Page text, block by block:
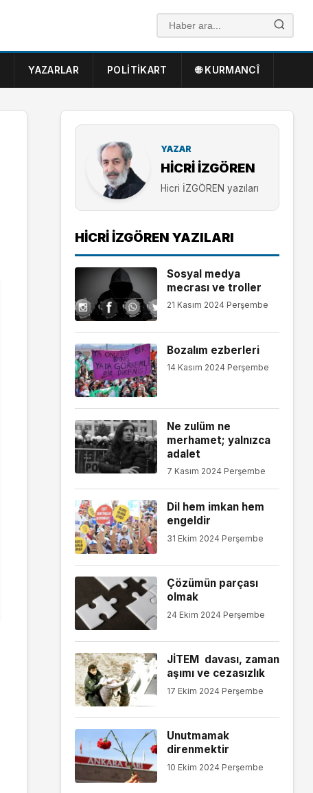
YAZARLAR POLITIKART 🌐 KURMANCÎ
YAZAR
HICRI İZGÖREN
Hicri İZGÖREN yazıları
HICRI İZGÖREN YAZILARI
Sosyal medya
mecrası ve troller
21 Kasım 2024 Perşembe
Bozalım ezberleri
14 Kasım 2024 Perşembe
Ne zulüm ne
merhamet; yalnızca
adalet
7 Kasım 2024 Perşembe
Dil hem imkan hem
engeldir
31 Ekim 2024 Perşembe
Çözümün parçası
olmak
24 Ekim 2024 Perşembe
JİTEM davası, zaman
aşımı ve cezasızlık
17 Ekim 2024 Perşembe
Unutmamak
direnmektir
10 Ekim 2024 Perşembe